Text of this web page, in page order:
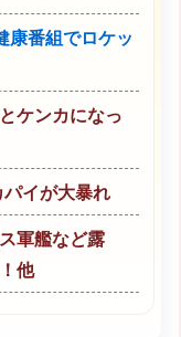
康番組でロケッ
ケンカになっ
パイが大暴れ
軍艦など露
他